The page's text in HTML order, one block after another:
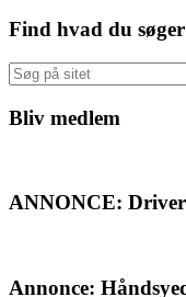
Primær
Sidebar
Find hvad du søger
Søg
på
sitet
Bliv medlem
ANNONCE:
Annonce: